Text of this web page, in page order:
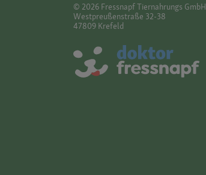
© 2026 Fressnapf Tiernahrungs GmbH
Westpreußenstraße 32-38
47809 Krefeld